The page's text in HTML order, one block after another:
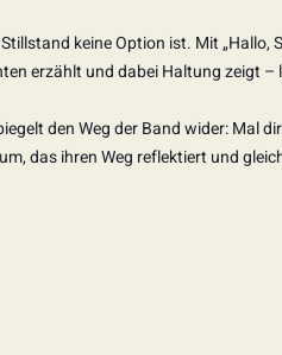
keine Option ist. Mit
erzählt und dabei Haltung zeigt
den Weg der Band wider: Mal
das ihren Weg reflektiert und